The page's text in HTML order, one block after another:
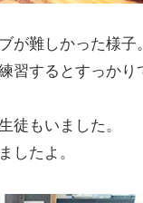
が難しかった様子
習するとすっかり
徒もいました。
したよ。